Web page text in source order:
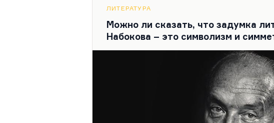
ЛИТЕРАТУРА
Можно ли сказать, что задумка
Набокова – это символизм и